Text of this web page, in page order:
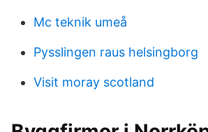
Mc teknik umeå
Pysslingen raus helsingborg
Visit moray scotland